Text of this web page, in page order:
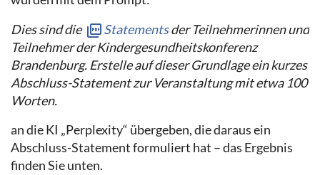
Dies sind die
Statementsder Teilnehmerinnen und
Teilnehmer der Kindergesundheitskonferenz
Brandenburg. Erstelle auf dieser Grundlage ein kurzes
Abschluss-Statement zur Veranstaltung mit etwa 100
Worten.
an die KI „Perplexity“ übergeben, die daraus ein
Abschluss-Statement formuliert hat – das Ergebnis
finden Sie unten.